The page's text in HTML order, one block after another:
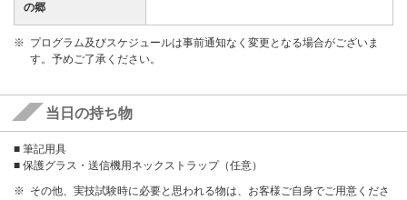
の郷
プログラム及びスケジュールは事前通知なく変更となる場合がございま
す。予めご了承ください。
当日の持ち物
■ 筆記用具
■ 保護グラス・送信機用ネックストラップ（任意）
その他、実技試験時に必要と思われる物は、お客様ご自身でご用意くださ